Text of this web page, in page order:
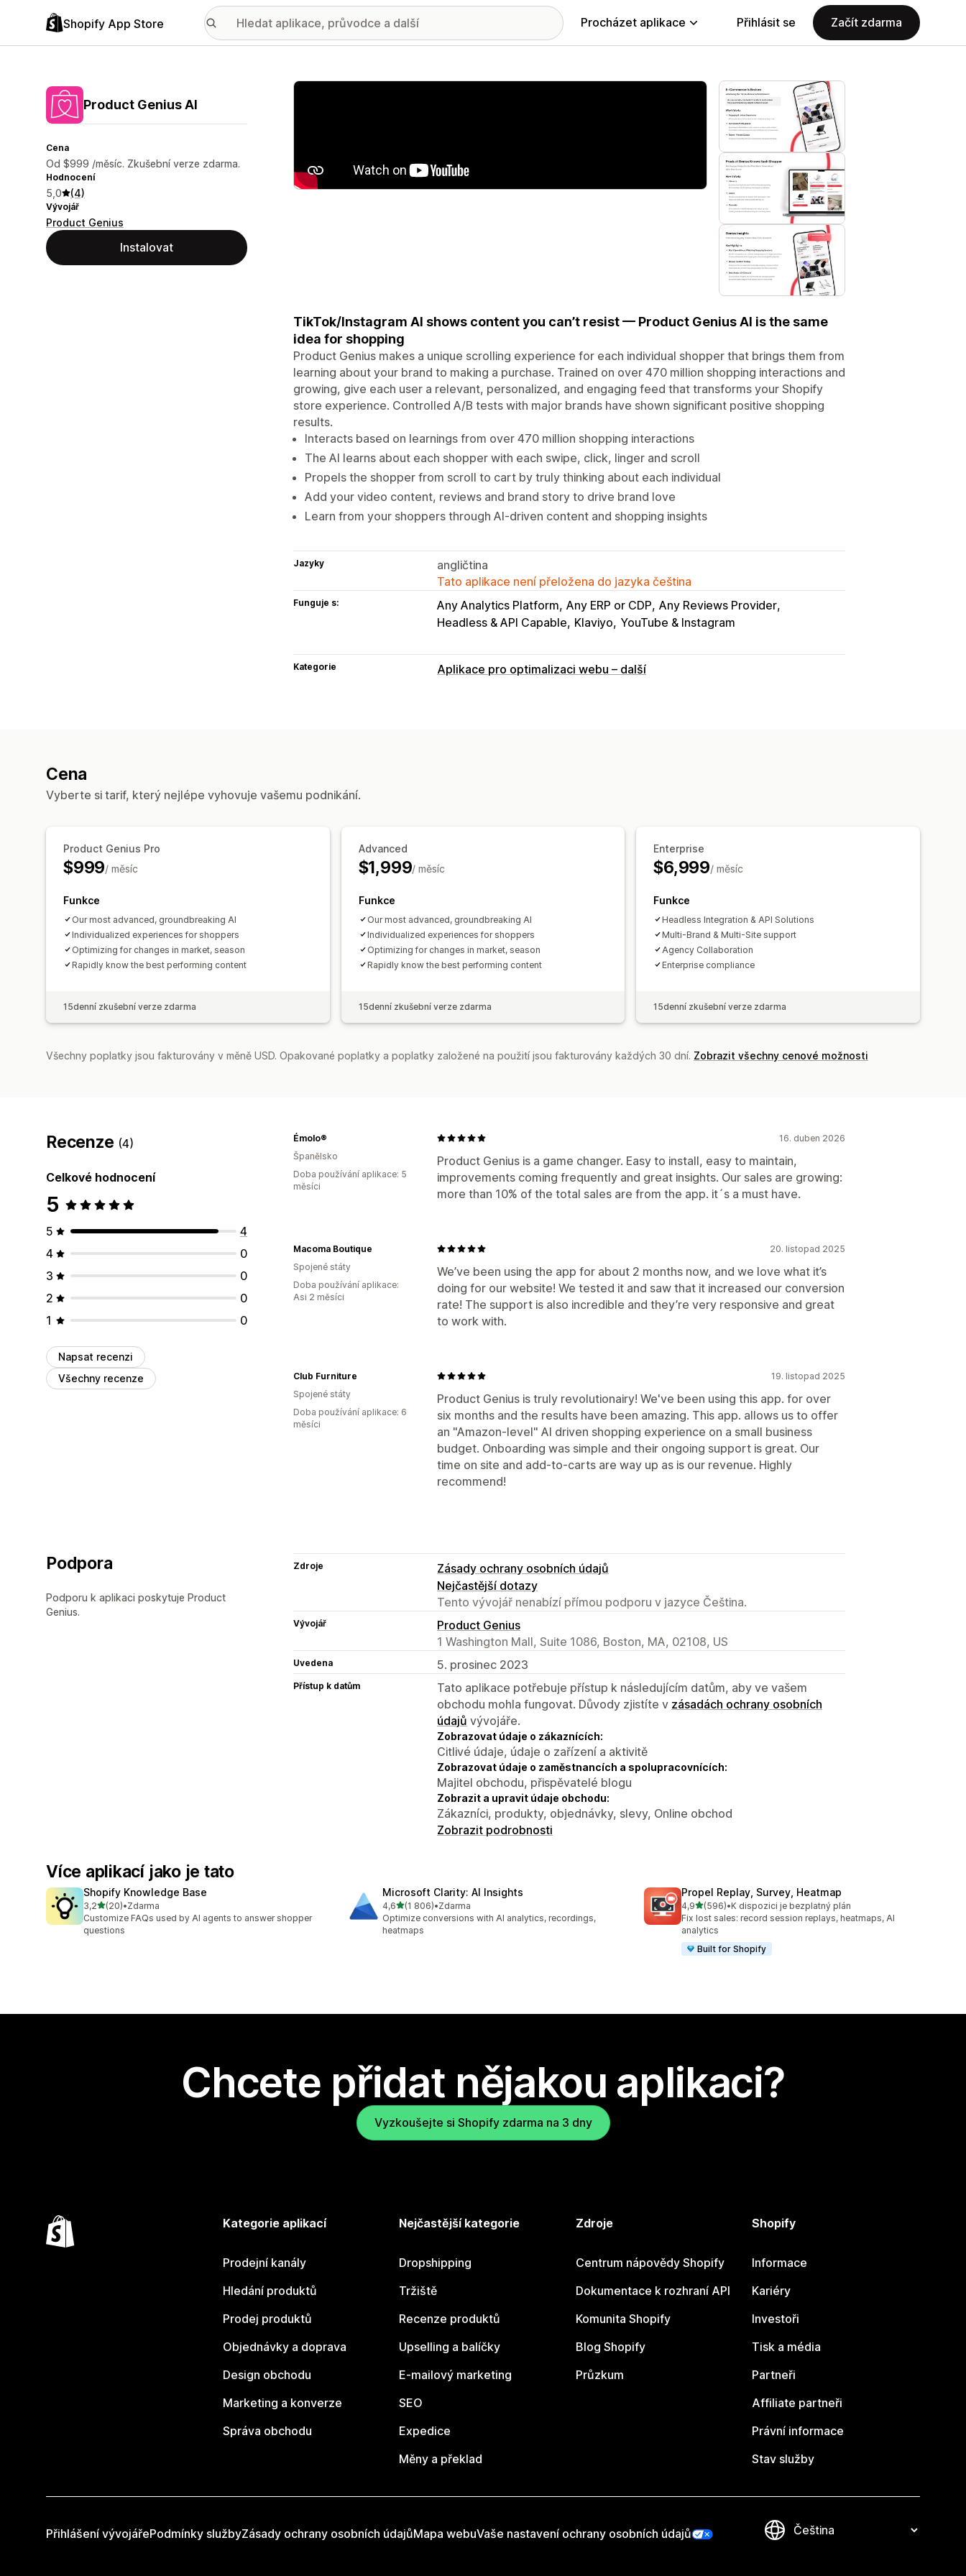
Shopify App Store Procházet aplikace Přihlásit se Začít zdarma
Product Genius AI
Cena
Od $999 /měsíc. Zkušební verze zdarma.
Hodnocení
5,0 (4)
Vývojář
Product Genius
Instalovat
Galerie propagovaných obrázků
TikTok/Instagram AI shows content you can’t resist — Product Genius AI is the same
idea for shopping
Product Genius makes a unique scrolling experience for each individual shopper that brings them from
learning about your brand to making a purchase. Trained on over 470 million shopping interactions and
growing, give each user a relevant, personalized, and engaging feed that transforms your Shopify
store experience. Controlled A/B tests with major brands have shown significant positive shopping
results.
Interacts based on learnings from over 470 million shopping interactions
The AI learns about each shopper with each swipe, click, linger and scroll
Propels the shopper from scroll to cart by truly thinking about each individual
Add your video content, reviews and brand story to drive brand love
Learn from your shoppers through AI-driven content and shopping insights
Jazyky
angličtina
Tato aplikace není přeložena do jazyka čeština
Funguje s: Any Analytics Platform Any ERP or CDP Any Reviews Provider
Headless & API Capable Klaviyo YouTube & Instagram
Kategorie Aplikace pro optimalizaci webu – další
Cena
Vyberte si tarif, který nejlépe vyhovuje vašemu podnikání.
Product Genius Pro
$999/ měsíc
Funkce
Our most advanced, groundbreaking AI
Individualized experiences for shoppers
Optimizing for changes in market, season
Rapidly know the best performing content
15denní zkušební verze zdarma
Advanced
$1,999/ měsíc
Funkce
Our most advanced, groundbreaking AI
Individualized experiences for shoppers
Optimizing for changes in market, season
Rapidly know the best performing content
15denní zkušební verze zdarma
Enterprise
$6,999/ měsíc
Funkce
Headless Integration & API Solutions
Multi-Brand & Multi-Site support
Agency Collaboration
Enterprise compliance
15denní zkušební verze zdarma
Všechny poplatky jsou fakturovány v měně USD. Opakované poplatky a poplatky založené na použití jsou fakturovány každých 30 dní. Zobrazit všechny cenové možnosti
Recenze (4)
Celkové hodnocení
5
5
4
4
0
3
0
2
0
1
0
Napsat recenzi
Všechny recenze
16. duben 2026
Product Genius is a game changer. Easy to install, easy to maintain,
improvements coming frequently and great insights. Our sales are growing:
more than 10% of the total sales are from the app. it´s a must have.
Émolo®
Španělsko
Doba používání aplikace: 5
měsíci
20. listopad 2025
We’ve been using the app for about 2 months now, and we love what it’s
doing for our website! We tested it and saw that it increased our conversion
rate! The support is also incredible and they’re very responsive and great
to work with.
Macoma Boutique
Spojené státy
Doba používání aplikace:
Asi 2 měsíci
19. listopad 2025
Product Genius is truly revolutionairy! We've been using this app. for over
six months and the results have been amazing. This app. allows us to offer
an "Amazon-level" AI driven shopping experience on a small business
budget. Onboarding was simple and their ongoing support is great. Our
time on site and add-to-carts are way up as is our revenue. Highly
recommend!
Club Furniture
Spojené státy
Doba používání aplikace: 6
měsíci
Podpora
Podporu k aplikaci poskytuje Product
Genius.
Zdroje
Zásady ochrany osobních údajů
Nejčastější dotazy
Tento vývojář nenabízí přímou podporu v jazyce Čeština.
Vývojář
Product Genius
1 Washington Mall, Suite 1086, Boston, MA, 02108, US
Uvedena 5. prosinec 2023
Přístup k datům
Tato aplikace potřebuje přístup k následujícím datům, aby ve vašem
obchodu mohla fungovat. Důvody zjistíte v zásadách ochrany osobních
údajů vývojáře.
Zobrazovat údaje o zákaznících:
Citlivé údaje, údaje o zařízení a aktivitě
Zobrazovat údaje o zaměstnancích a spolupracovnících:
Majitel obchodu, přispěvatelé blogu
Zobrazit a upravit údaje obchodu:
Zákazníci, produkty, objednávky, slevy, Online obchod
Zobrazit podrobnosti
Více aplikací jako je tato
Shopify Knowledge Base
3,2z 5 hvězd
(20)
Celkový počet recenzí: 20
•Zdarma
Customize FAQs used by AI agents to answer shopper
questions
Microsoft Clarity: AI Insights
4,6z 5 hvězd
(1 806)
Celkový počet recenzí: 1806
•Zdarma
Optimize conversions with AI analytics, recordings,
heatmaps
Propel Replay, Survey, Heatmap
4,9z 5 hvězd
(596)
Celkový počet recenzí: 596
•K dispozici je bezplatný plán
Fix lost sales: record session replays, heatmaps, AI
analytics
Built for Shopify
Chcete přidat nějakou aplikaci?
Vyzkoušejte si Shopify zdarma na 3 dny
Kategorie aplikací
Prodejní kanály
Hledání produktů
Prodej produktů
Objednávky a doprava
Design obchodu
Marketing a konverze
Správa obchodu
Nejčastější kategorie
Dropshipping
Tržiště
Recenze produktů
Upselling a balíčky
E-mailový marketing
SEO
Expedice
Měny a překlad
Zdroje
Centrum nápovědy Shopify
Dokumentace k rozhraní API
Komunita Shopify
Blog Shopify
Průzkum
Shopify
Informace
Kariéry
Investoři
Tisk a média
Partneři
Affiliate partneři
Právní informace
Stav služby
Přihlášení vývojářePodmínky službyZásady ochrany osobních údajůMapa webuVaše nastavení ochrany osobních údajů